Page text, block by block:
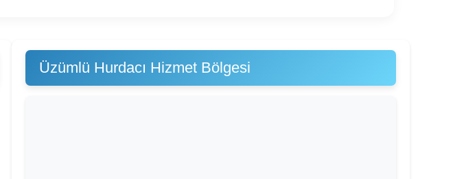
Üzümlü Hurdacı Hizmet Bölgesi